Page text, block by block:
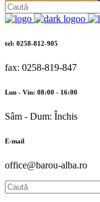
tel: 0258-812-905
fax: 0258-819-847
Lun - Vin: 08:00 - 16:00
Sâm - Dum: Închis
E-mail
office@barou-alba.ro